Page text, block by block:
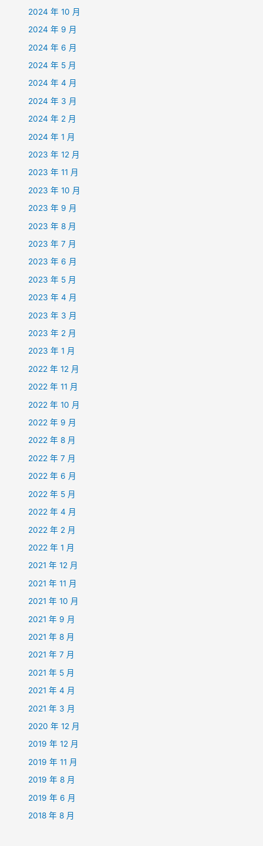
2024 年 10 月
2024 年 9 月
2024 年 6 月
2024 年 5 月
2024 年 4 月
2024 年 3 月
2024 年 2 月
2024 年 1 月
2023 年 12 月
2023 年 11 月
2023 年 10 月
2023 年 9 月
2023 年 8 月
2023 年 7 月
2023 年 6 月
2023 年 5 月
2023 年 4 月
2023 年 3 月
2023 年 2 月
2023 年 1 月
2022 年 12 月
2022 年 11 月
2022 年 10 月
2022 年 9 月
2022 年 8 月
2022 年 7 月
2022 年 6 月
2022 年 5 月
2022 年 4 月
2022 年 2 月
2022 年 1 月
2021 年 12 月
2021 年 11 月
2021 年 10 月
2021 年 9 月
2021 年 8 月
2021 年 7 月
2021 年 5 月
2021 年 4 月
2021 年 3 月
2020 年 12 月
2019 年 12 月
2019 年 11 月
2019 年 8 月
2019 年 6 月
2018 年 8 月